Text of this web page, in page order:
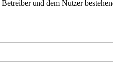
und dem Nutzer